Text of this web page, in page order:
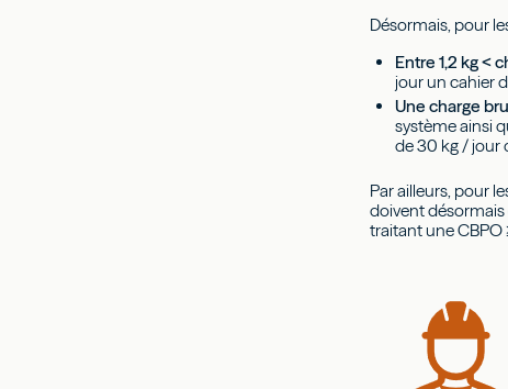
Désormais, pour
Entre 1,2 kg <
jour un cahier
Une charge
système ainsi
de 30 kg / jour
Par ailleurs, pour
doivent désormais
traitant une CBPO